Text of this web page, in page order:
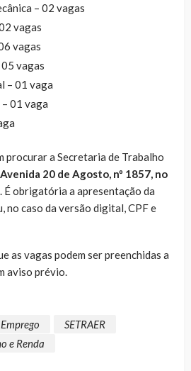
– 02 vagas
vagas
vagas
vagas
– 01 vaga
01 vaga
procurar a Secretaria de Trabalho
Avenida 20 de Agosto, nº 1857, no
. É obrigatória a apresentação da
no caso da versão digital, CPF e
as vagas podem ser preenchidas a
aviso prévio.
Emprego
SETRAER
e Renda